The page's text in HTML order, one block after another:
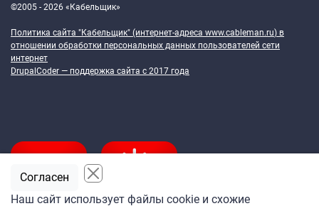
©2005 - 2026 «Кабельщик»
Политика сайта "Кабельщик" (интернет-адреса www.cableman.ru) в
отношении обработки персональных данных пользователей сети
интернет
DrupalCoder — поддержка сайта c 2017 года
Наш сайт использует файлы cookie и схожие
Согласен